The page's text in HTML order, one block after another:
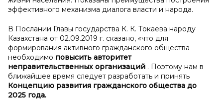
эффективного механизма диалога власти и народа.
В Послании Главы государства К. К. Токаева народу
Казахстана от 02.09.2019 г. сказано, «что для
формирования активного гражданского общества
необходимо повысить авторитет
неправительственных организаций . Поэтому нам в
ближайшее время следует разработать и принять
Концепцию развития гражданского общества до
2025 года.